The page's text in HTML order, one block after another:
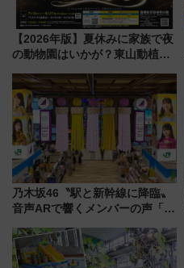
【2026年版】夏休みに家族で夜
の動物園はいかが？東山動植物
ZOO」開催情報
乃木坂46〝駅と新幹線に降臨〟
音声ARで響くメンバーの声「真